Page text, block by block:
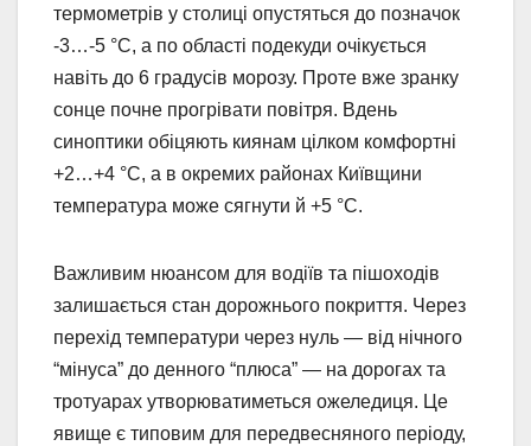
термометрів у столиці опустяться до позначок
-3…-5 °С, а по області подекуди очікується
навіть до 6 градусів морозу. Проте вже зранку
сонце почне прогрівати повітря. Вдень
синоптики обіцяють киянам цілком комфортні
+2…+4 °С, а в окремих районах Київщини
температура може сягнути й +5 °С.
Важливим нюансом для водіїв та пішоходів
залишається стан дорожнього покриття. Через
перехід температури через нуль — від нічного
“мінуса” до денного “плюса” — на дорогах та
тротуарах утворюватиметься ожеледиця. Це
явище є типовим для передвесняного періоду,